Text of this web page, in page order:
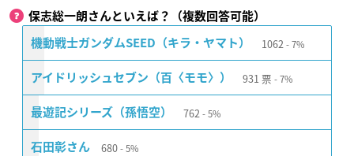
保志総一朗さんといえば？（複数回答可能）
機動戦士ガンダムSEED（キラ・ヤマト） 1062 7%
アイドリッシュセブン（百〈モモ〉） 931 票 7%
最遊記シリーズ（孫悟空） 762 5%
石田彰さん 680 5%